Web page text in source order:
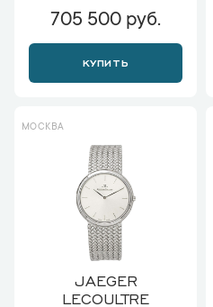
705 500 руб.
КУПИТЬ
МОСКВА
JAEGER
LECOULTRE